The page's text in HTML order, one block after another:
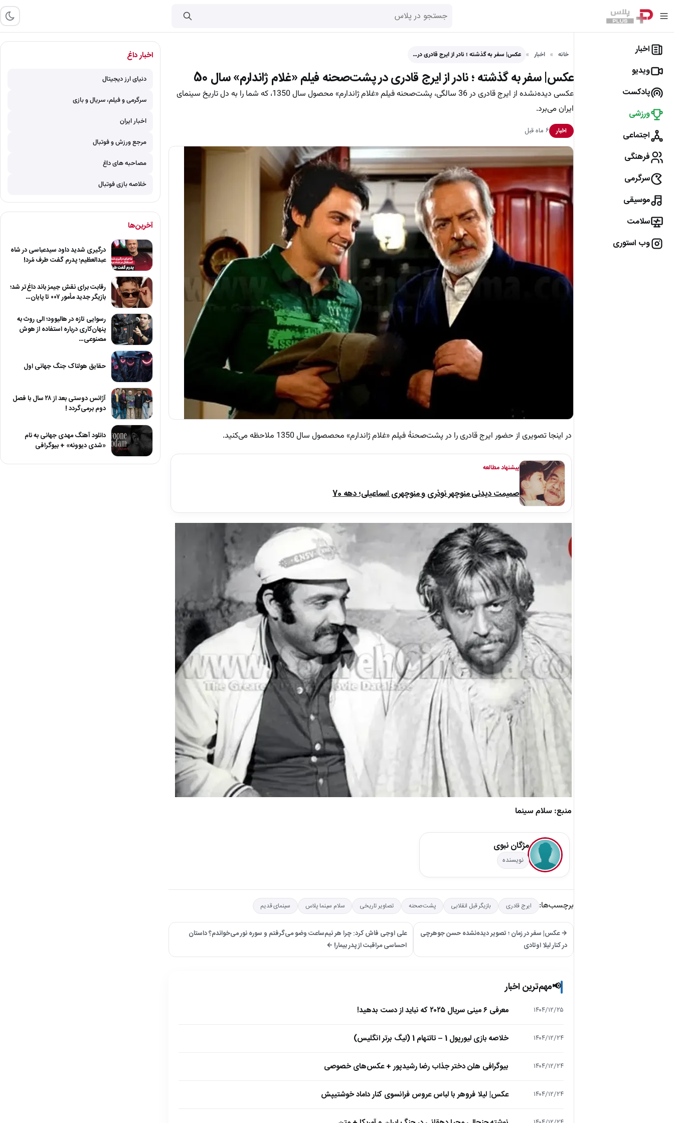
اخبار
ویدیو
پادکست
ورزشی
اجتماعی
فرهنگی
سرگرمی
موسیقی
سلامت
وب استوری
خانه اخبار عکس| سفر به گذشته ؛ نادر از ایرج قادری در…
عکس| سفر به گذشته ؛ نادر از ایرج قادری در پشت‌صحنه فیلم «غلام ژاندارم» سال 50
عکسی دیده‌نشده از ایرج قادری در 36 سالگی، پشت‌صحنه فیلم «غلام ژاندارم» محصول سال 1350، که شما را به دل تاریخ سینمای
ایران می‌برد.
اخبار ۶ ماه قبل
در اینجا تصویری از حضور ایرج قادری را در پشت‌صحنۀ فیلم «غلام ژاندارم» محصصول سال 1350 ملاحظه می‌کنید.
پیشنهاد مطالعه
صمیمت دیدنی منوچهر نوذری و منوچهری اسماعیلی؛ دهه 70
منبع: سلام سینما
مژگان نبوی
نویسنده
برچسب‌ها: ایرج قادری بازیگر قبل انقلابی پشت‌صحنه تصاویر تاریخی سلام سینما پلاس سینمای قدیم
→ عکس| سفر در زمان ؛ تصویر دیده‌نشده حسن جوهرچی
در کنار لیلا اوتادی
علی اوجی فاش کرد: چرا هر نیم‌ساعت وضو می‌گرفتم و سوره نور می‌خواندم؟ داستان
احساسی مراقبت از پدر بیمار! ←
📢مهم‌ترین اخبار
۱۴۰۴/۱۲/۲۵ معرفی ۶ مینی سریال ۲۰۲۵ که نباید از دست بدهید!
۱۴۰۴/۱۲/۲۴ خلاصه بازی لیورپول 1 – تاتنهام 1 (لیگ برتر انگلیس)
۱۴۰۴/۱۲/۲۴ بیوگرافی هلن دختر جذاب رضا رشیدپور + عکس‌های خصوصی
۱۴۰۴/۱۲/۲۴ عکس| لیلا فروهر با لباس عروس فرانسوی کنار داماد خوشتیپش
اخبار داغ
دنیای ارز دیجیتال
سرگرمی و فیلم، سریال و بازی
اخبار ایران
مرجع ورزش و فوتبال
مصاحبه های داغ
خلاصه بازی فوتبال
آخرین‌ها
درگیری شدید داود سیدعباسی در شاه
عبدالعظیم؛ پدرم گفت طرف مُرد!
رقابت برای نقش جیمز باند داغ‌تر شد؛
بازیگر جدید مأمور ۰۰۷ تا پایان…
رسوایی تازه در هالیوود؛ الی روث به
پنهان‌کاری درباره استفاده از هوش
مصنوعی…
حقایق هولناک جنگ جهانی اول
آژانس دوستی بعد از ۲۸ سال با فصل
دوم برمی‌گردد !
دانلود آهنگ مهدی جهانی به نام
«شدی دیوونه» + بیوگرافی